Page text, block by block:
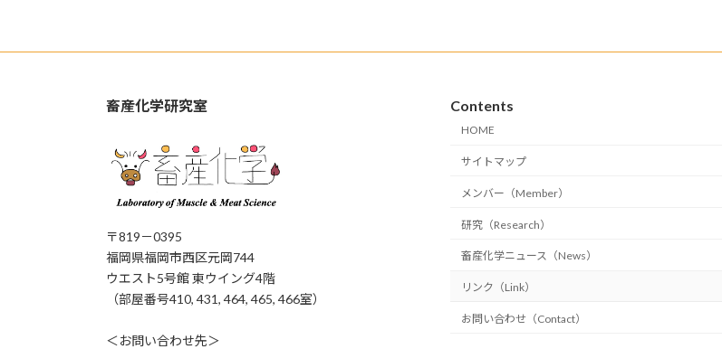
畜産化学研究室
〒819－0395
福岡県福岡市西区元岡744
ウエスト5号館 東ウイング4階
（部屋番号410, 431, 464, 465, 466室）
＜お問い合わせ先＞
Contents
HOME
サイトマップ
メンバー（Member）
研究（Research）
畜産化学ニュース（News）
リンク（Link）
お問い合わせ（Contact）